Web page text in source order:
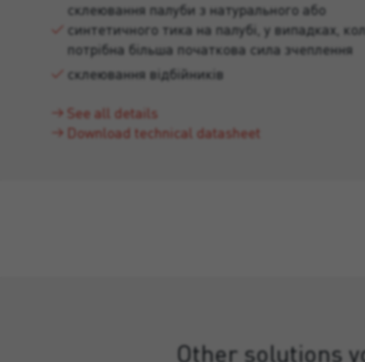
склеювання палуби з натурального або
синтетичного тика на палубі, у випадках,
потрібна більша початкова сила зчеплення
склеювання відбійників
See all details
Download technical datasheet
Other solutions